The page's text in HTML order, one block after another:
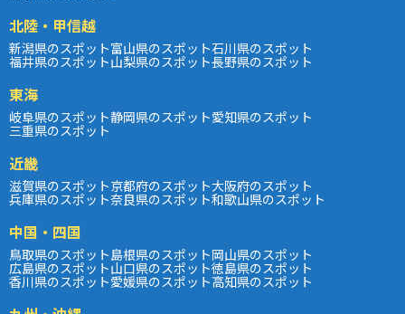
北陸・甲信越
新潟県のスポット富山県のスポット石川県のスポット
福井県のスポット山梨県のスポット長野県のスポット
東海
岐阜県のスポット静岡県のスポット愛知県のスポット
三重県のスポット
近畿
滋賀県のスポット京都府のスポット大阪府のスポット
兵庫県のスポット奈良県のスポット和歌山県のスポット
中国・四国
鳥取県のスポット島根県のスポット岡山県のスポット
広島県のスポット山口県のスポット徳島県のスポット
香川県のスポット愛媛県のスポット高知県のスポット